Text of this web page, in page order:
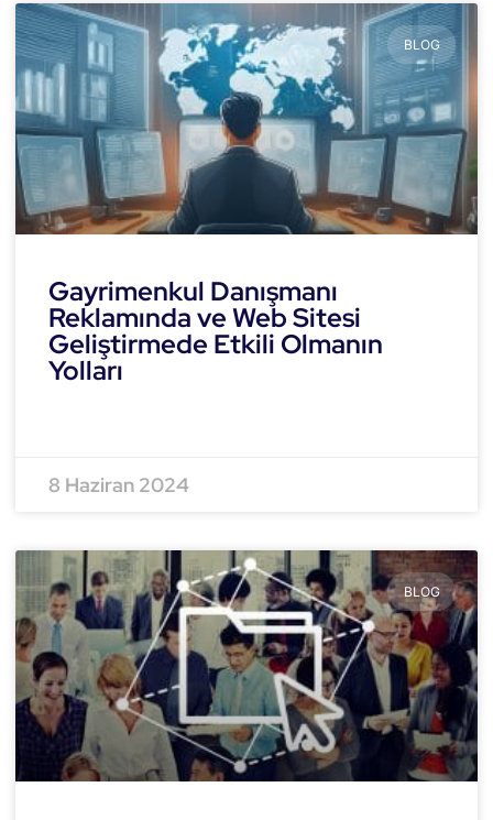
BLOG
Gayrimenkul Danışmanı
Reklamında ve Web Sitesi
Geliştirmede Etkili Olmanın
Yolları
8 Haziran 2024
BLOG